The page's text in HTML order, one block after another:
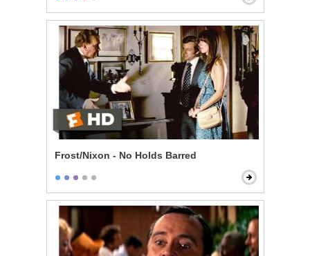
Frost/Nixon - No Holds Barred